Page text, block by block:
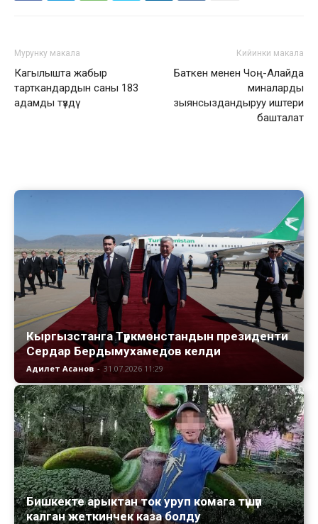
Мурунку макала
Кагылышта жабыр
тарткандардын саны 183
адамды түздү
Кийинки макала
Баткен менен Чоң-Алайда
миналарды
зыянсыздандыруу иштери
башталат
Кыргызстанга Түркмөнстандын президенти
Сердар Бердымухамедов келди
Адилет Асанов - 31.07.2026 11:29
Бишкекте арыктан ток уруп комага түшүп
калган жеткинчек каза болду